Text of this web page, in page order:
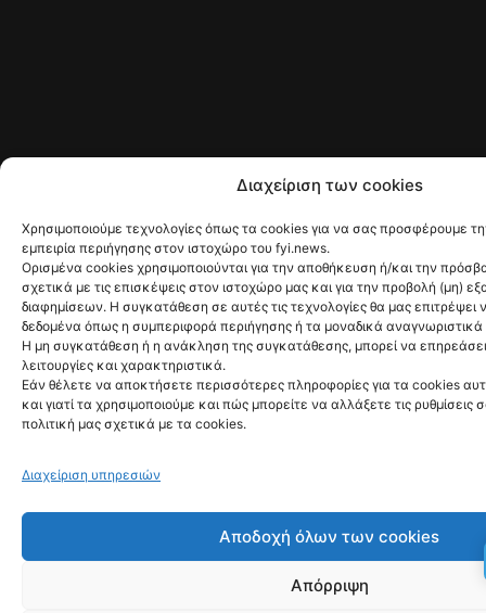
Διαχείριση των cookies
Χρησιμοποιούμε τεχνολογίες όπως τα cookies για να σας προσφέρουμε
εμπειρία περιήγησης στον ιστοχώρο του fyi.news.
Ορισμένα cookies χρησιμοποιούνται για την αποθήκευση ή/και την
σχετικά με τις επισκέψεις στον ιστοχώρο μας και για την προβολή (μη)
διαφημίσεων. Η συγκατάθεση σε αυτές τις τεχνολογίες θα μας
δεδομένα όπως η συμπεριφορά περιήγησης ή τα μοναδικά αναγνωριστικά
Η μη συγκατάθεση ή η ανάκληση της συγκατάθεσης, μπορεί να
λειτουργίες και χαρακτηριστικά.
Εάν θέλετε να αποκτήσετε περισσότερες πληροφορίες για τα cookies
και γιατί τα χρησιμοποιούμε και πώς μπορείτε να αλλάξετε τις ρυθμίσεις
πολιτική μας σχετικά με τα cookies.
Διαχείριση υπηρεσιών
Αποδοχή όλων των cookies
Απόρριψη